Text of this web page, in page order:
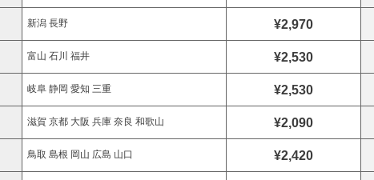
新潟 長野 ¥2,970
富山 石川 福井 ¥2,530
岐阜 静岡 愛知 三重 ¥2,530
滋賀 京都 大阪 兵庫 奈良 和歌山 ¥2,090
鳥取 島根 岡山 広島 山口 ¥2,420